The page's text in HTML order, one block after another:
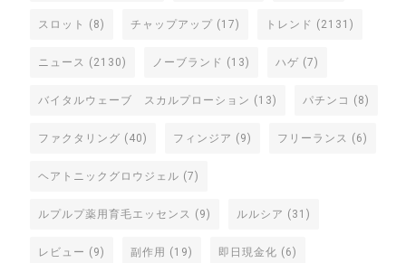
スロット (8) チャップアップ (17) トレンド (2131)
ニュース (2130) ノーブランド (13) ハゲ (7)
バイタルウェーブ スカルプローション (13) パチンコ (8)
ファクタリング (40) フィンジア (9) フリーランス (6)
ヘアトニックグロウジェル (7)
ルプルプ薬用育毛エッセンス (9) ルルシア (31)
レビュー (9) 副作用 (19) 即日現金化 (6)